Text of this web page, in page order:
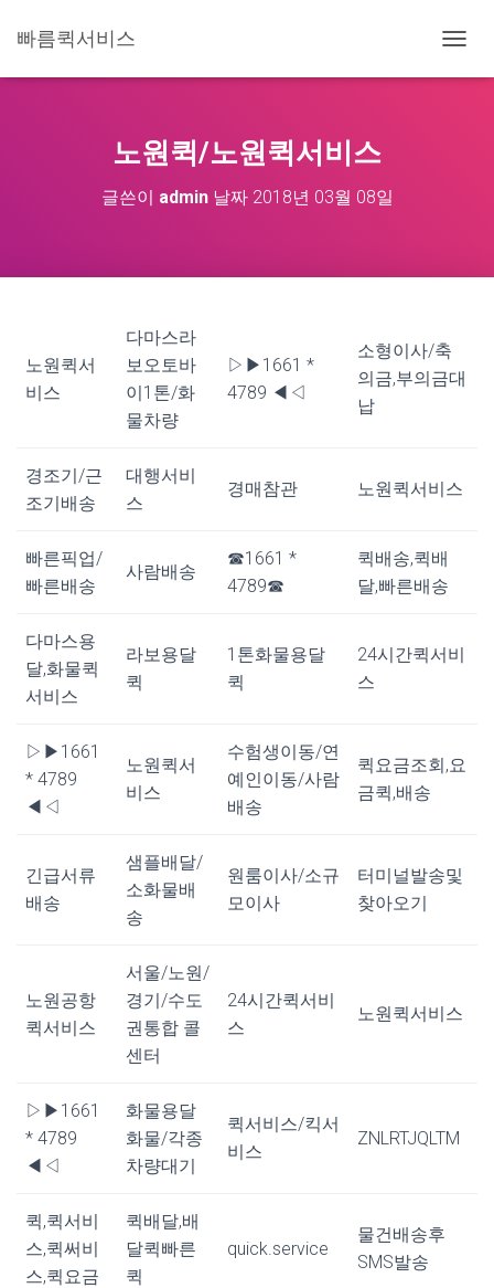
빠름퀵서비스
비
노원퀵/노원퀵서비스
글쓴이 admin날짜 2018년 03월 08일
노원퀵서
비스
다마스라
보오토바
이1톤/화
물차량
▷▶1661 *
4789 ◀◁
소형이사/축
의금,부의금대
납
경조기/근
조기배송
대행서비
스
경매참관 노원퀵서비스
빠른픽업/
빠른배송
사람배송
☎1661 *
4789☎
퀵배송,퀵배
달,빠른배송
다마스용
달,화물퀵
서비스
라보용달
퀵
1톤화물용달
퀵
24시간퀵서비
스
▷▶1661
* 4789
◀◁
노원퀵서
비스
수험생이동/연
예인이동/사람
배송
퀵요금조회,요
금퀵,배송
긴급서류
배송
샘플배달/
소화물배
송
원룸이사/소규
모이사
터미널발송및
찾아오기
노원공항
퀵서비스
서울/노원/
경기/수도
권통합 콜
센터
24시간퀵서비
스
노원퀵서비스
▷▶1661
* 4789
◀◁
화물용달
화물/각종
차량대기
퀵서비스/킥서
비스
ZNLRTJQLTM
퀵,퀵서비
스,퀵써비
스,퀵요금
퀵배달,배
달퀵빠른
퀵
quick.service
물건배송후
SMS발송